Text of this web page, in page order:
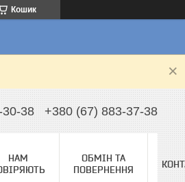
Кошик
38 +380 (67) 883-37-38
НАМ
ОБМІН ТА
ПОВЕРНЕННЯ